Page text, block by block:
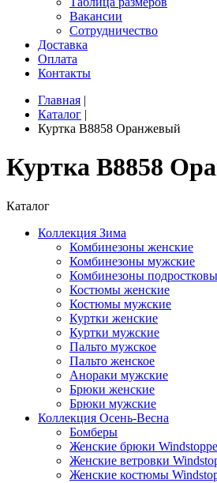
Вакансии
Сотрудничество
Доставка
Оплата
Контакты
Главная |
Каталог |
Куртка B8858 Оранжевый
Куртка B8858
Каталог
Коллекция Зима
Комбинезоны женские
Комбинезоны мужские
Комбинезоны
Костюмы женские
Костюмы мужские
Куртки женские
Куртки мужские
Пальто мужское
Пальто женское
Анораки мужские
Брюки женские
Брюки мужские
Коллекция Осень-Весна
Бомберы
Женские брюки
Женские ветровки
Женские костюмы